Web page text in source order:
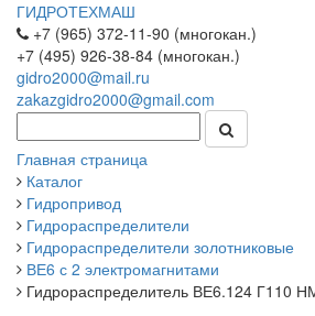
ГИДРОТЕХМАШ
+7 (965) 372-11-90 (многокан.)
+7 (495) 926-38-84 (многокан.)
gidro2000@mail.ru
zakazgidro2000@gmail.com
Главная страница
Каталог
Гидропривод
Гидрораспределители
Гидрораспределители золотниковые
ВЕ6 с 2 электромагнитами
Гидрораспределитель ВЕ6.124 Г110